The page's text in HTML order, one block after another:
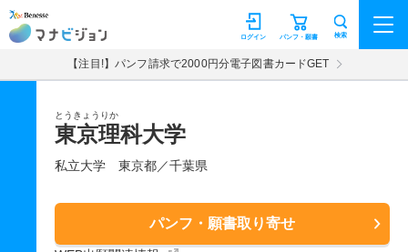
マナビジョン パンフ・願書
ログイン 検索
【注目!】パンフ請求で2000円分電子図書カードGET
とうきょうりか
東京理科大学
私立大学 東京都／千葉県
パンフ・願書取り寄せ